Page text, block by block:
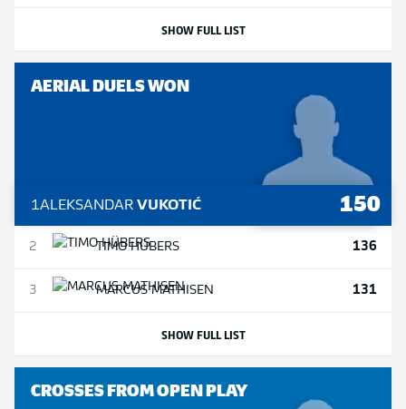
SHOW FULL LIST
AERIAL DUELS WON
1ALEKSANDAR VUKOTIĆ 150
2 TIMOHÜBERS 136
3 MARCUSMATHISEN 131
SHOW FULL LIST
CROSSES FROM OPEN PLAY